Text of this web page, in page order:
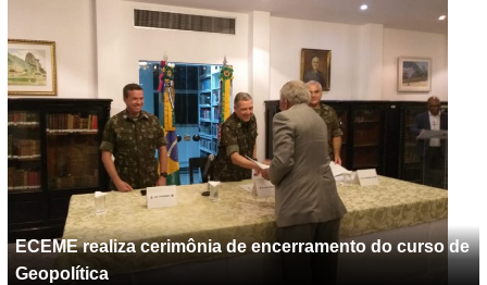
ECEME realiza cerimônia de encerramento do curso de
Geopolítica